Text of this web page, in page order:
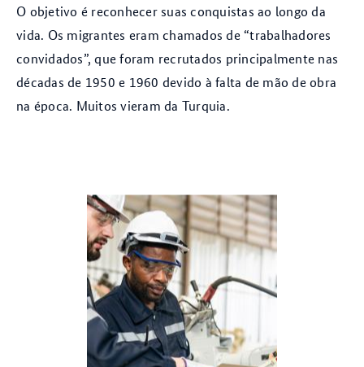
O objetivo é reconhecer suas conquistas ao longo da
vida. Os migrantes eram chamados de “trabalhadores
convidados”, que foram recrutados principalmente nas
décadas de 1950 e 1960 devido à falta de mão de obra
na época. Muitos vieram da Turquia.